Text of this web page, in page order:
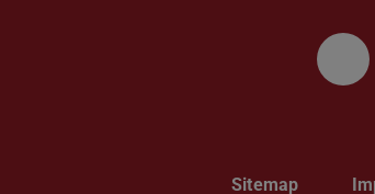
Sitemap